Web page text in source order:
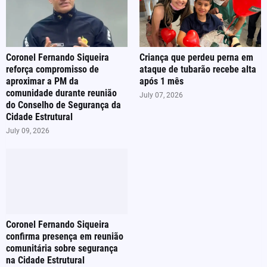
Coronel Fernando Siqueira
reforça compromisso de
aproximar a PM da
comunidade durante reunião
do Conselho de Segurança da
Cidade Estrutural
July 09, 2026
Criança que perdeu perna em
ataque de tubarão recebe alta
após 1 mês
July 07, 2026
Coronel Fernando Siqueira
confirma presença em reunião
comunitária sobre segurança
na Cidade Estrutural